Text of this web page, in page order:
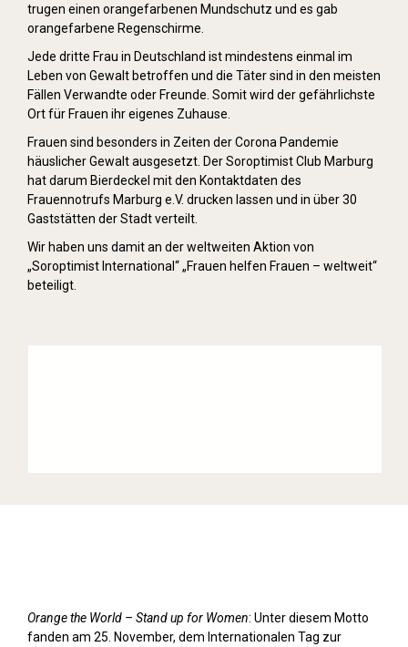
trugen einen orangefarbenen Mundschutz und es gab
orangefarbene Regenschirme.
Jede dritte Frau in Deutschland ist mindestens einmal im
Leben von Gewalt betroffen und die Täter sind in den meisten
Fällen Verwandte oder Freunde. Somit wird der gefährlichste
Ort für Frauen ihr eigenes Zuhause.
Frauen sind besonders in Zeiten der Corona Pandemie
häuslicher Gewalt ausgesetzt. Der Soroptimist Club Marburg
hat darum Bierdeckel mit den Kontaktdaten des
Frauennotrufs Marburg e.V. drucken lassen und in über 30
Gaststätten der Stadt verteilt.
Wir haben uns damit an der weltweiten Aktion von
„Soroptimist International“ „Frauen helfen Frauen – weltweit“
beteiligt.
Orange the World – Stand up for Women: Unter diesem Motto
fanden am 25. November, dem Internationalen Tag zur